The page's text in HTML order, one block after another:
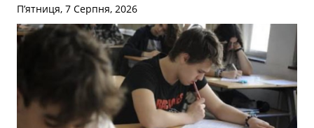
П’ятниця, 7 Серпня, 2026